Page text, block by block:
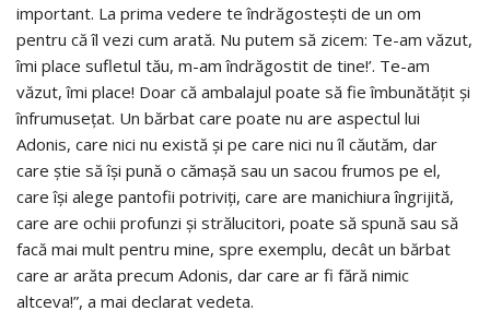
important. La prima vedere te îndrăgostești de un om
pentru că îl vezi cum arată. Nu putem să zicem: Te-am văzut,
îmi place sufletul tău, m-am îndrăgostit de tine!’. Te-am
văzut, îmi place! Doar că ambalajul poate să fie îmbunătățit și
înfrumusețat. Un bărbat care poate nu are aspectul lui
Adonis, care nici nu există și pe care nici nu îl căutăm, dar
care știe să își pună o cămașă sau un sacou frumos pe el,
care își alege pantofii potriviți, care are manichiura îngrijită,
care are ochii profunzi și strălucitori, poate să spună sau să
facă mai mult pentru mine, spre exemplu, decât un bărbat
care ar arăta precum Adonis, dar care ar fi fără nimic
altceva!”, a mai declarat vedeta.